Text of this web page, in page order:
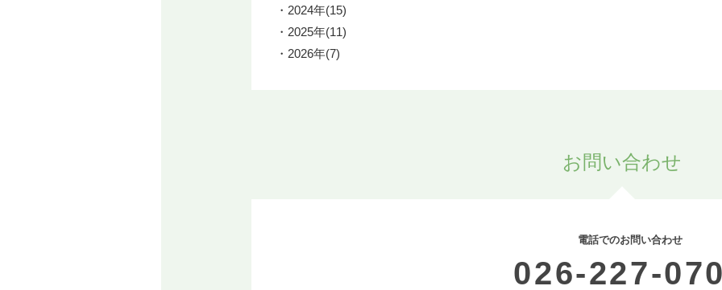
2024年(15)
2025年(11)
2026年(7)
お問い合わせ
電話でのお問い合わせ
026-227-